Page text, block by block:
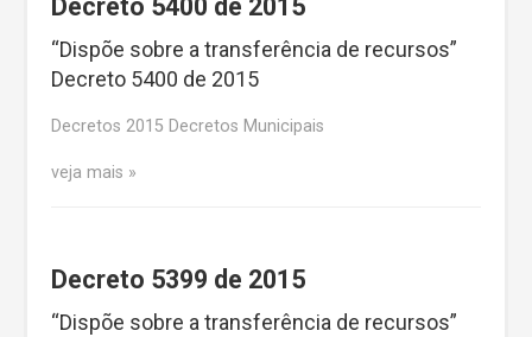
Decreto 5400 de 2015
“Dispõe sobre a transferência de recursos”
Decreto 5400 de 2015
Decretos 2015 Decretos Municipais
veja mais
Decreto 5399 de 2015
“Dispõe sobre a transferência de recursos”